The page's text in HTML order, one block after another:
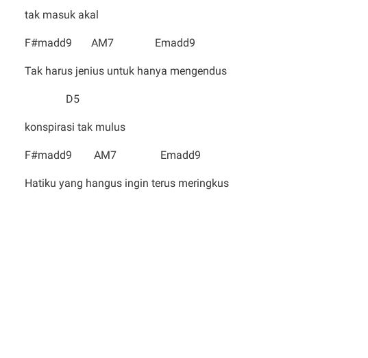
tak masuk akal
F#madd9 AM7 Emadd9
Tak harus jenius untuk hanya mengendus
D5
konspirasi tak mulus
F#madd9 AM7 Emadd9
Hatiku yang hangus ingin terus meringkus